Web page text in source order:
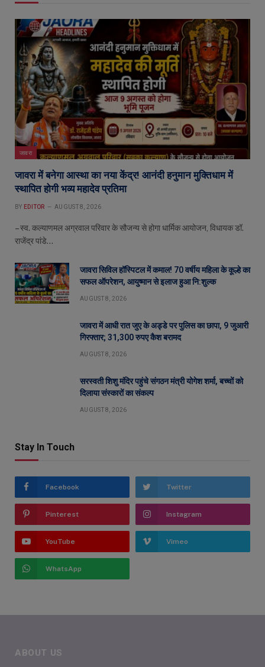
जावरा
जावरा में बनेगा आस्था का नया केंद्र! आनंदी हनुमान मुक्तिधाम में
स्थापित होगी भव्य महादेव प्रतिमा
BY EDITOR AUGUST 8, 2026
– स्व. कल्याणमल अग्रवाल परिवार के सौजन्य से होगा धार्मिक आयोजन, विधायक डॉ.
राजेंद्र पांडे…
जावरा सिविल हॉस्पिटल में कमाल! 70 वर्षीय महिला के कूल्हे का
सफल ऑपरेशन, आयुष्मान से इलाज हुआ नि:शुल्क
AUGUST 8, 2026
जावरा में आधी रात जुए के अड्डे पर पुलिस का छापा, 9 जुआरी
गिरफ्तार; 31,300 रुपए कैश बरामद
AUGUST 8, 2026
सरस्वती शिशु मंदिर पहुंचे संगठन मंत्री योगेश शर्मा, बच्चों को
दिलाया संस्कारों का संकल्प
AUGUST 8, 2026
Stay In Touch
Facebook Twitter
Pinterest Instagram
YouTube Vimeo
WhatsApp
ABOUT US